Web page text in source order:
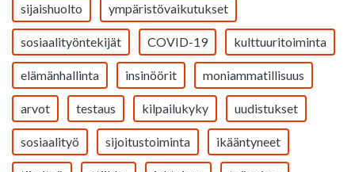
sijaishuolto ympäristövaikutukset
sosiaalityöntekijät COVID-19 kulttuuritoiminta
elämänhallinta insinöörit moniammatillisuus
arvot testaus kilpailukyky uudistukset
sosiaalityö sijoitustoiminta ikääntyneet